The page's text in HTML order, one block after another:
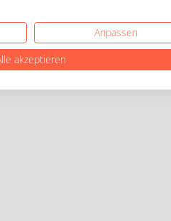
Anpassen
akzeptieren